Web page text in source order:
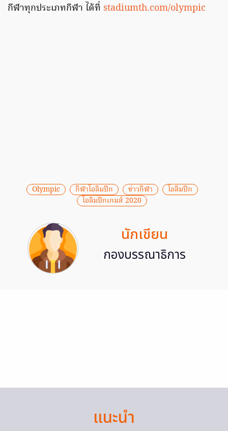
กีฬาทุกประเภทกีฬา ได้ที่ stadiumth.com/olympic
Olympic กีฬาโอลิมปิก ข่าวกีฬา
โอลิมปิก
โอลิมปิกเกมส์ 2020
นักเขียน
กองบรรณาธิการ
แนะนำ